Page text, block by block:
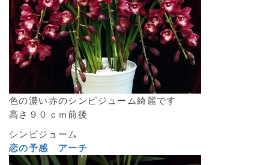
色の濃い赤のシンビジューム綺麗です
高さ９０ｃｍ前後
シンビジューム
恋の予感 アーチ